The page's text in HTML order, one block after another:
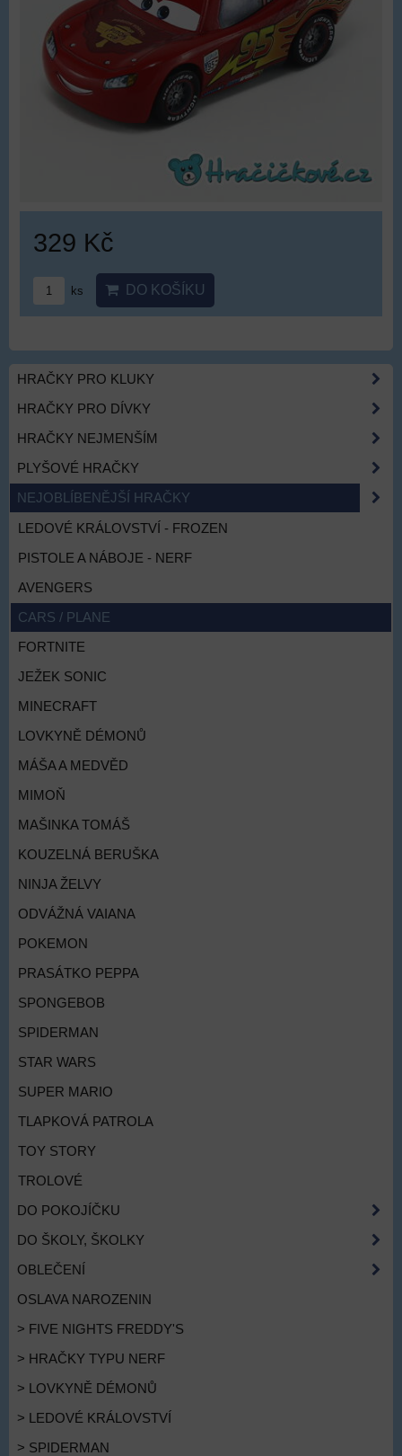
329 Kč
ks DO KOŠÍKU
HRAČKY PRO KLUKY
HRAČKY PRO DÍVKY
HRAČKY NEJMENŠÍM
PLYŠOVÉ HRAČKY
NEJOBLÍBENĚJŠÍ HRAČKY
LEDOVÉ KRÁLOVSTVÍ - FROZEN
PISTOLE A NÁBOJE - NERF
AVENGERS
CARS / PLANE
FORTNITE
JEŽEK SONIC
MINECRAFT
LOVKYNĚ DÉMONŮ
MÁŠA A MEDVĚD
MIMOŇ
MAŠINKA TOMÁŠ
KOUZELNÁ BERUŠKA
NINJA ŽELVY
ODVÁŽNÁ VAIANA
POKEMON
PRASÁTKO PEPPA
SPONGEBOB
SPIDERMAN
STAR WARS
SUPER MARIO
TLAPKOVÁ PATROLA
TOY STORY
TROLOVÉ
DO POKOJÍČKU
DO ŠKOLY, ŠKOLKY
OBLEČENÍ
OSLAVA NAROZENIN
> FIVE NIGHTS FREDDY'S
> HRAČKY TYPU NERF
> LOVKYNĚ DÉMONŮ
> LEDOVÉ KRÁLOVSTVÍ
> SPIDERMAN